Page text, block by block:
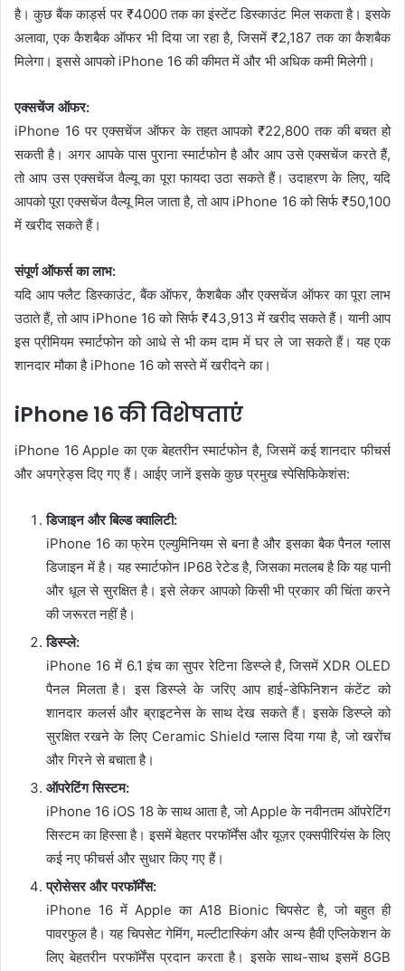
है। कुछ बैंक कार्ड्स पर ₹4000 तक का इंस्टेंट डिस्काउंट मिल सकता है। इसके
अलावा, एक कैशबैक ऑफर भी दिया जा रहा है, जिसमें ₹2,187 तक का कैशबैक
मिलेगा। इससे आपको iPhone 16 की कीमत में और भी अधिक कमी मिलेगी।
एक्सचेंज ऑफर:
iPhone 16 पर एक्सचेंज ऑफर के तहत आपको ₹22,800 तक की बचत हो
सकती है। अगर आपके पास पुराना स्मार्टफोन है और आप उसे एक्सचेंज करते हैं,
तो आप उस एक्सचेंज वैल्यू का पूरा फायदा उठा सकते हैं। उदाहरण के लिए, यदि
आपको पूरा एक्सचेंज वैल्यू मिल जाता है, तो आप iPhone 16 को सिर्फ ₹50,100
में खरीद सकते हैं।
संपूर्ण ऑफर्स का लाभ:
यदि आप फ्लैट डिस्काउंट, बैंक ऑफर, कैशबैक और एक्सचेंज ऑफर का पूरा लाभ
उठाते हैं, तो आप iPhone 16 को सिर्फ ₹43,913 में खरीद सकते हैं। यानी आप
इस प्रीमियम स्मार्टफोन को आधे से भी कम दाम में घर ले जा सकते हैं। यह एक
शानदार मौका है iPhone 16 को सस्ते में खरीदने का।
iPhone 16 की विशेषताएं
iPhone 16 Apple का एक बेहतरीन स्मार्टफोन है, जिसमें कई शानदार फीचर्स
और अपग्रेड्स दिए गए हैं। आईए जानें इसके कुछ प्रमुख स्पेसिफिकेशंस:
डिजाइन और बिल्ड क्वालिटी:
iPhone 16 का फ्रेम एल्युमिनियम से बना है और इसका बैक पैनल ग्लास
डिजाइन में है। यह स्मार्टफोन IP68 रेटेड है, जिसका मतलब है कि यह पानी
और धूल से सुरक्षित है। इसे लेकर आपको किसी भी प्रकार की चिंता करने
की जरूरत नहीं है।
डिस्प्ले:
iPhone 16 में 6.1 इंच का सुपर रेटिना डिस्प्ले है, जिसमें XDR OLED
पैनल मिलता है। इस डिस्प्ले के जरिए आप हाई-डेफिनिशन कंटेंट को
शानदार कलर्स और ब्राइटनेस के साथ देख सकते हैं। इसके डिस्प्ले को
सुरक्षित रखने के लिए Ceramic Shield ग्लास दिया गया है, जो खरोंच
और गिरने से बचाता है।
ऑपरेटिंग सिस्टम:
iPhone 16 iOS 18 के साथ आता है, जो Apple के नवीनतम ऑपरेटिंग
सिस्टम का हिस्सा है। इसमें बेहतर परफॉर्मेंस और यूज़र एक्सपीरियंस के लिए
कई नए फीचर्स और सुधार किए गए हैं।
प्रोसेसर और परफॉर्मेंस:
iPhone 16 में Apple का A18 Bionic चिपसेट है, जो बहुत ही
पावरफुल है। यह चिपसेट गेमिंग, मल्टीटास्किंग और अन्य हैवी एप्लिकेशन के
लिए बेहतरीन परफॉर्मेंस प्रदान करता है। इसके साथ-साथ इसमें 8GB